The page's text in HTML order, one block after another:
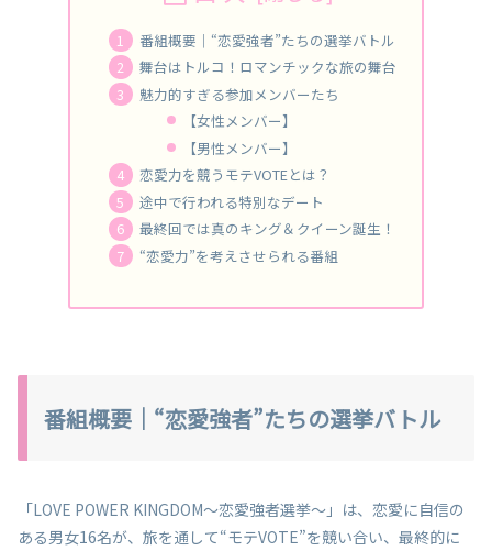
番組概要｜“恋愛強者”たちの選挙バトル
舞台はトルコ！ロマンチックな旅の舞台
魅力的すぎる参加メンバーたち
【女性メンバー】
【男性メンバー】
恋愛力を競うモテVOTEとは？
途中で行われる特別なデート
最終回では真のキング＆クイーン誕生！
“恋愛力”を考えさせられる番組
番組概要｜“恋愛強者”たちの選挙バトル
「LOVE POWER KINGDOM〜恋愛強者選挙〜」は、恋愛に自信の
ある男女16名が、旅を通して“モテVOTE”を競い合い、最終的に